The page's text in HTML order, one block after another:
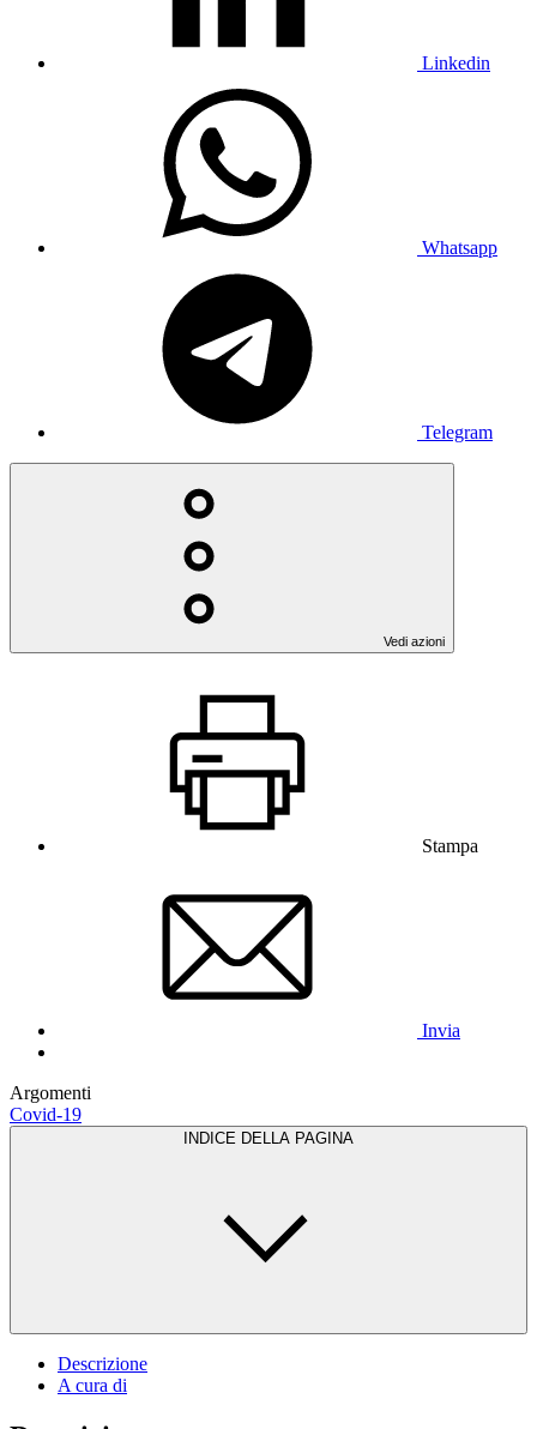
Linkedin
Whatsapp
Telegram
Vedi azioni
Stampa
Invia
Argomenti
Covid-19
INDICE DELLA PAGINA
Descrizione
A cura di